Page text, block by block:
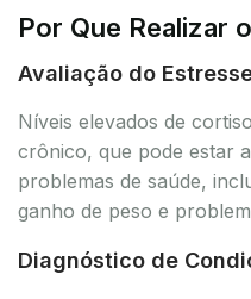
Por Que Realizar
Avaliação do
Níveis elevados de
crônico, que pode estar
problemas de saúde,
ganho de peso e
Diagnóstico de